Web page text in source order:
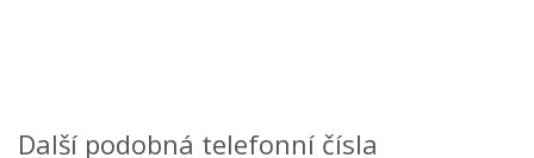
Další podobná telefonní čísla